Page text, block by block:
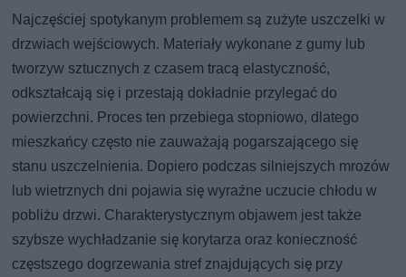
Najczęściej spotykanym problemem są zużyte uszczelki w
drzwiach wejściowych. Materiały wykonane z gumy lub
tworzyw sztucznych z czasem tracą elastyczność,
odkształcają się i przestają dokładnie przylegać do
powierzchni. Proces ten przebiega stopniowo, dlatego
mieszkańcy często nie zauważają pogarszającego się
stanu uszczelnienia. Dopiero podczas silniejszych mrozów
lub wietrznych dni pojawia się wyraźne uczucie chłodu w
pobliżu drzwi. Charakterystycznym objawem jest także
szybsze wychładzanie się korytarza oraz konieczność
częstszego dogrzewania stref znajdujących się przy